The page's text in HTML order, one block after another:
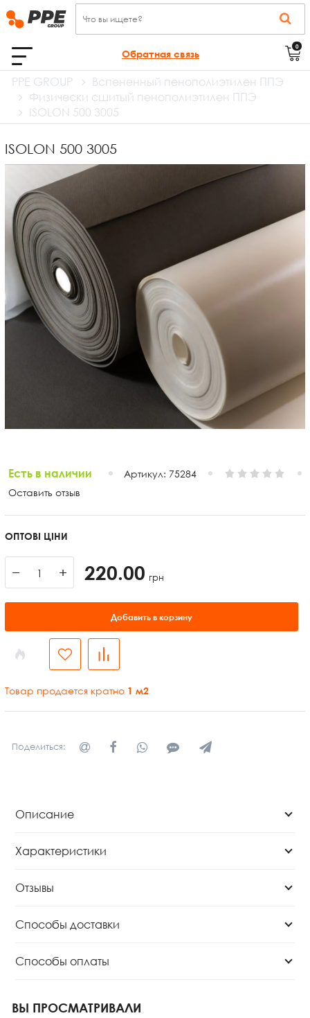
Обратная связь
0
PPE GROUP
Вспененный пенополиэтилен ППЭ
Физически сшитый пенополиэтилен ППЭ
ISOLON 500 3005
ISOLON 500 3005
Есть в наличии Артикул: 75284
Оставить отзыв
ОПТОВІ ЦІНИ
− + 220.00 грн
Добавить в корзину
Товар продается кратно 1 м2
Поделиться:
Описание
Характеристики
Отзывы
Способы доставки
Способы оплаты
ВЫ ПРОСМАТРИВАЛИ